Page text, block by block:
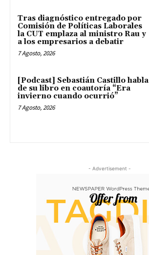
Tras diagnóstico entregado por
Comisión de Políticas Laborales
la CUT emplaza al ministro Rau y
a los empresarios a debatir
7 Agosto, 2026
[Podcast] Sebastián Castillo habla
de su libro en coautoría “Era
invierno cuando ocurrió”
7 Agosto, 2026
- Advertisement -